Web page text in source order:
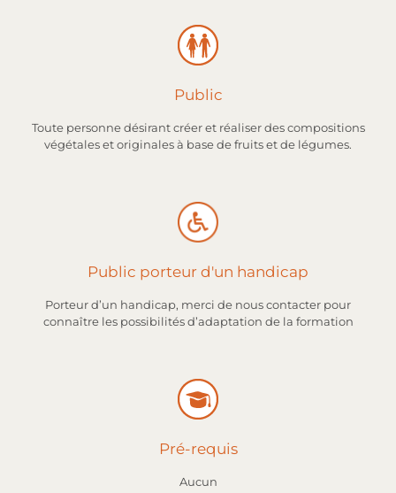
Public
Toute personne désirant créer et réaliser des compositions
végétales et originales à base de fruits et de légumes.
Public porteur d'un handicap
Porteur d’un handicap, merci de nous contacter pour
connaître les possibilités d’adaptation de la formation
Pré-requis
Aucun